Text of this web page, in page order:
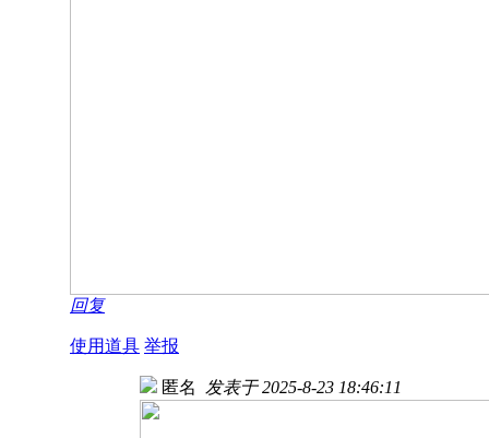
回复
使用道具 举报
匿名 发表于 2025-8-23 18:46:11